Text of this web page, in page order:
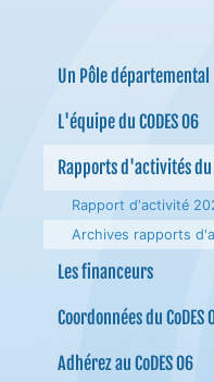
Un Pôle départemental
L'équipe du CODES 06
Rapports d'activités du
Rapport d'activité
Archives rapports
Les financeurs
Coordonnées du CoDES
Adhérez au CoDES 06